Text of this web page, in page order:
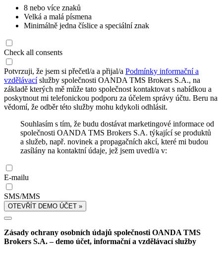
8 nebo více znaků
Velká a malá písmena
Minimálně jedna číslice a speciální znak
Check all consents
Potvrzuji, že jsem si přečetl/a a přijal/a Podmínky informační a
vzdělávacíslužby společnosti OANDA TMS Brokers S.A., na
základě kterých mě může tato společnost kontaktovat s nabídkou a
poskytnout mi telefonickou podporu za účelem správy účtu. Beru na
vědomí, že odběr této služby mohu kdykoli odhlásit.
Souhlasím s tím, že budu dostávat marketingové informace od
společnosti OANDA TMS Brokers S.A. týkající se produktů
a služeb, např. novinek a propagačních akcí, které mi budou
zasílány na kontaktní údaje, jež jsem uvedl/a v:
E-mailu
SMS/MMS
OTEVŘÍT DEMO ÚČET »
Zásady ochrany osobních údajů společnosti OANDA TMS
Brokers S.A. – demo účet, informační a vzdělávací služby